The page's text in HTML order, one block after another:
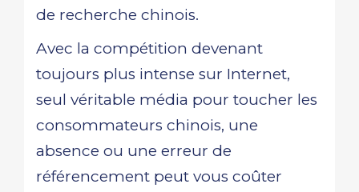
de recherche chinois.
Avec la compétition devenant
toujours plus intense sur Internet,
seul véritable média pour toucher les
consommateurs chinois, une
absence ou une erreur de
référencement peut vous coûter